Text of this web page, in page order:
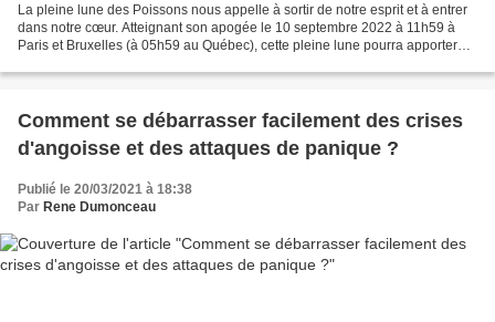
La pleine lune des Poissons nous appelle à sortir de notre esprit et à entrer
dans notre cœur. Atteignant son apogée le 10 septembre 2022 à 11h59 à
Paris et Bruxelles (à 05h59 au Québec), cette pleine lune pourra apporter
Comment se débarrasser facilement des crises
d'angoisse et des attaques de panique ?
Publié le 20/03/2021 à 18:38
Par Rene Dumonceau